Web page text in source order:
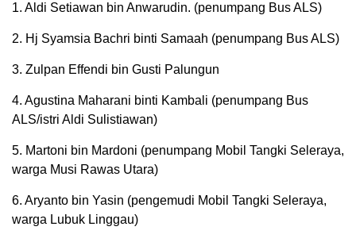
1. Aldi Setiawan bin Anwarudin. (penumpang Bus ALS)
2. Hj Syamsia Bachri binti Samaah (penumpang Bus ALS)
3. Zulpan Effendi bin Gusti Palungun
4. Agustina Maharani binti Kambali (penumpang Bus
ALS/istri Aldi Sulistiawan)
5. Martoni bin Mardoni (penumpang Mobil Tangki Seleraya,
warga Musi Rawas Utara)
6. Aryanto bin Yasin (pengemudi Mobil Tangki Seleraya,
warga Lubuk Linggau)